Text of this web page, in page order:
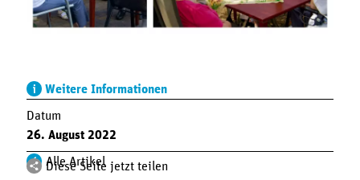
Weitere Informationen
Datum
26. August 2022
Alle Artikel
Diese Seite jetzt teilen